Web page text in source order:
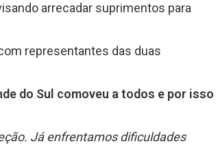
arrecadar suprimentos para
representantes das duas
do Sul comoveu a todos e por isso
Já enfrentamos dificuldades